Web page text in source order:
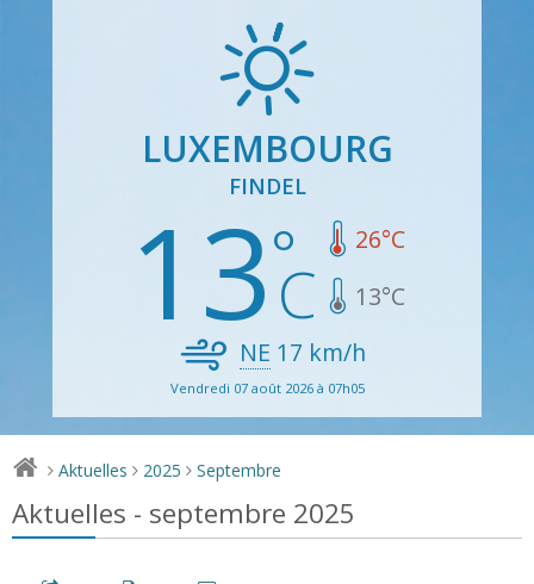
LUXEMBOURG
FINDEL
13 26°C
13°C
NE 17 km/h
Vendredi 07 août 2026 à 07h05
> Aktuelles > 2025 > Septembre
Aktuelles - septembre 2025